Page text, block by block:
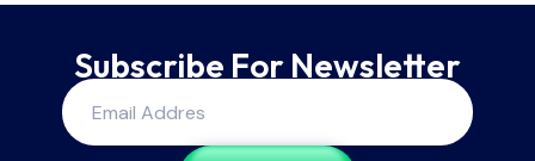
Subscribe For Newsletter